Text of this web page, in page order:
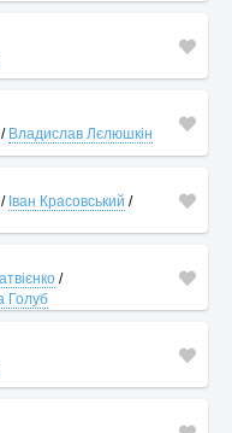
/ Владислав Лєлюшкін
/ Іван Красовський /
/
Голуб